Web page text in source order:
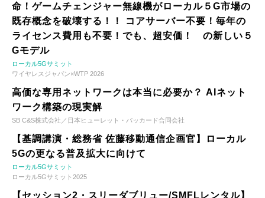
命！ゲームチェンジャー無線機がローカル５G市場の
既存概念を破壊する！！ コアサーバー不要！毎年の
ライセンス費用も不要！でも、超安価！ の新しい５
Gモデル
ローカル5Gサミット
ワイヤレスジャパン×WTP 2026
高価な専用ネットワークは本当に必要か？ AIネット
ワーク構築の現実解
SB C&S株式会社／日本ヒューレット・パッカード合同会社
【基調講演・総務省 佐藤移動通信企画官】ローカル
5Gの更なる普及拡大に向けて
ローカル5Gサミット
ローカル5Gサミット2025
【セッション2・スリーダブリュー/SMFLレンタル】